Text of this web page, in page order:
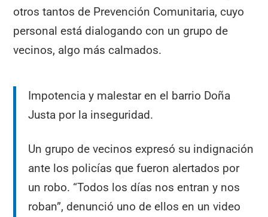
otros tantos de Prevención Comunitaria, cuyo
personal está dialogando con un grupo de
vecinos, algo más calmados.
Impotencia y malestar en el barrio Doña
Justa por la inseguridad.
Un grupo de vecinos expresó su indignación
ante los policías que fueron alertados por
un robo. “Todos los días nos entran y nos
roban”, denunció uno de ellos en un video